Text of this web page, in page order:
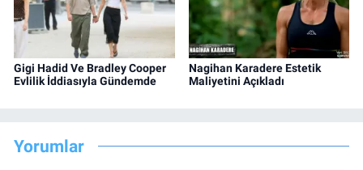
Gigi Hadid Ve Bradley Cooper
Evlilik İddiasıyla Gündemde
Nagihan Karadere Estetik
Maliyetini Açıkladı
Yorumlar